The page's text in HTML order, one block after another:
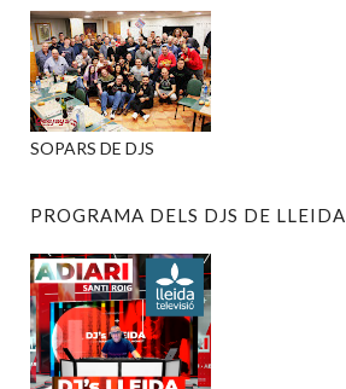
SOPARS DE DJS
PROGRAMA DELS DJS DE LLEIDA